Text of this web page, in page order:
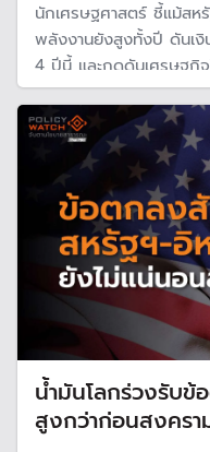
นักเศรษฐศาสตร์ ชี้แม้สห
พลังงานยังสูงทั้งปี ดันเงิ
4 ปีนี้ และกดดันเศรษฐกิ
ว่าเศรษฐกิจจะฟื้นตัวดีห
คลี่คลาย
น้ำมันโลกร่วงรับ
สูงกว่าก่อนสงคร